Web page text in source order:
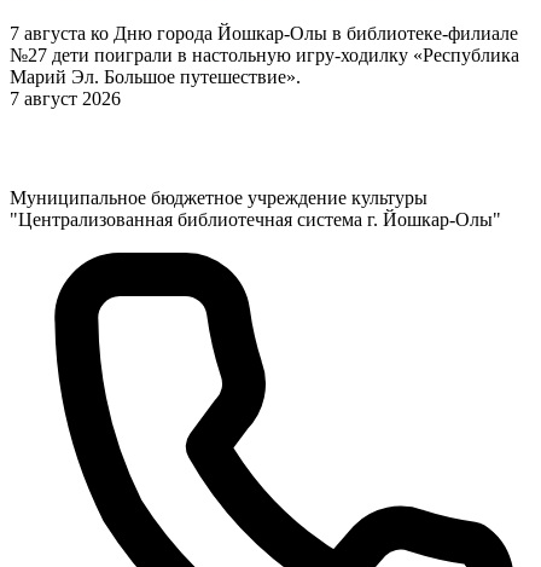
7 августа ко Дню города Йошкар-Олы в библиотеке-филиале
№27 дети поиграли в настольную игру-ходилку «Республика
Марий Эл. Большое путешествие».
7 август 2026
Муниципальное бюджетное учреждение культуры
"Централизованная библиотечная система г. Йошкар-Олы"